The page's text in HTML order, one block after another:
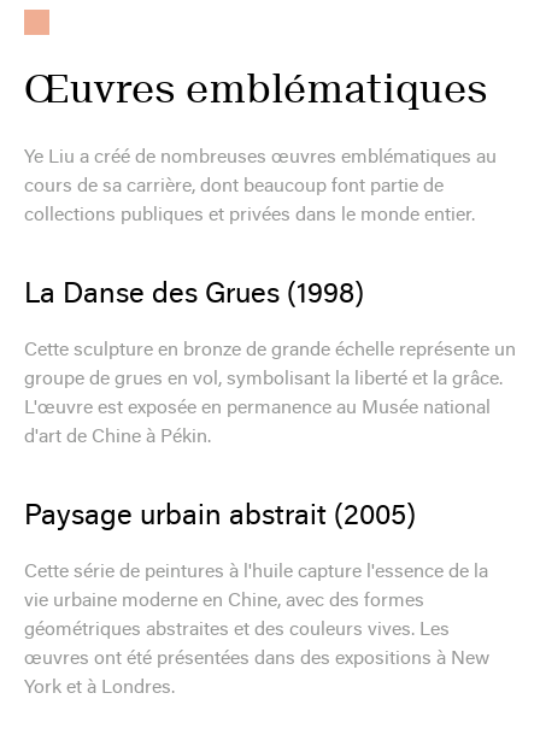
Œuvres emblématiques
Ye Liu a créé de nombreuses œuvres emblématiques au
cours de sa carrière, dont beaucoup font partie de
collections publiques et privées dans le monde entier.
La Danse des Grues (1998)
Cette sculpture en bronze de grande échelle représente un
groupe de grues en vol, symbolisant la liberté et la grâce.
L'œuvre est exposée en permanence au Musée national
d'art de Chine à Pékin.
Paysage urbain abstrait (2005)
Cette série de peintures à l'huile capture l'essence de la
vie urbaine moderne en Chine, avec des formes
géométriques abstraites et des couleurs vives. Les
œuvres ont été présentées dans des expositions à New
York et à Londres.